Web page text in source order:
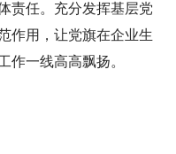
责任。充分发挥基层党
作用，让党旗在企业生
作一线高高飘扬。